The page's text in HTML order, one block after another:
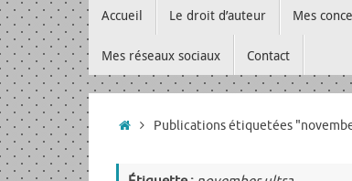
au
contenu
Accueil Le droit d’auteur Mes
Mes réseaux sociaux Contact
Accueil
Publications étiquetées